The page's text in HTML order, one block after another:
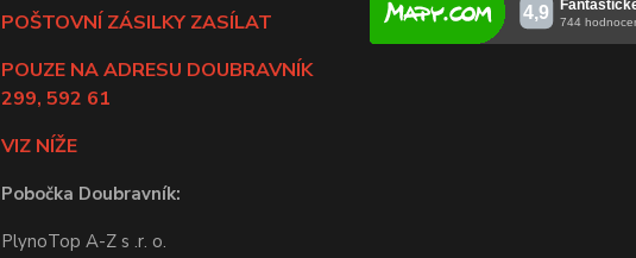
POŠTOVNÍ ZÁSILKY ZASÍLAT
POUZE NA ADRESU DOUBRAVNÍK
299, 592 61
VIZ NÍŽE
Pobočka Doubravník:
PlynoTop A-Z s .r. o.